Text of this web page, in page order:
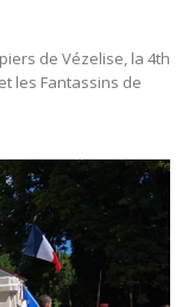
de Vézelise, la 4th
les Fantassins de